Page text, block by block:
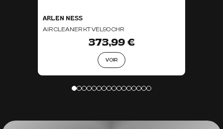
ARLEN NESS
AIR CLEANER KT VEL90 CHR
373,99 €
VOIR